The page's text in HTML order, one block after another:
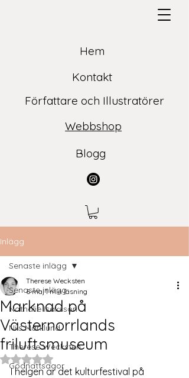
Hem
Kontakt
Webbshop
Författare och Illustratörer
Blogg
Inlägg
Senaste inlägg
Nathalie Isaksson
Nils Marklund
Therese Wecksten
Godnattsagor
Senaste inlägg
Marknad på
Västernorrlands
friluftsmuseum
Therese Wecksten
6 maj 1 min läsning
Betygsatt till NaN av 5 stjärnor.
I helgen är det kulturfestival på